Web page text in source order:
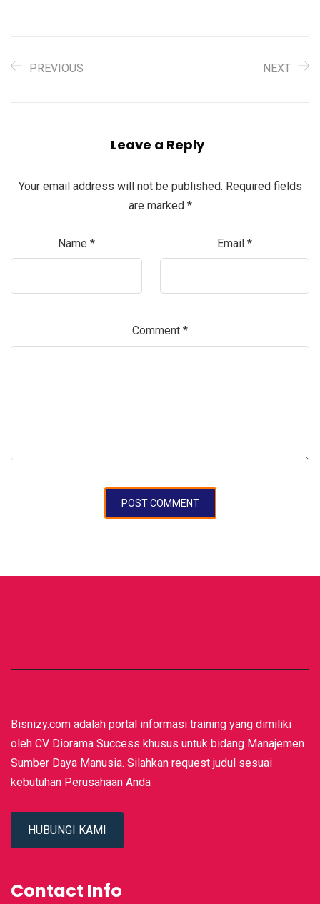
PREVIOUS NEXT
Leave a Reply
Your email address will not be published. Required fields
are marked *
Name * Email *
Comment *
Bisnizy.com adalah portal informasi training yang dimiliki
oleh CV Diorama Success khusus untuk bidang Manajemen
Sumber Daya Manusia. Silahkan request judul sesuai
kebutuhan Perusahaan Anda
HUBUNGI KAMI
Contact Info